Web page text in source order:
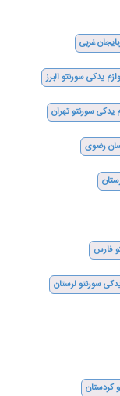
غربی
یدکی سورنتو البرز
یدکی سورنتو تهران
رضوی
فارس
سورنتو لرستان
کردستان